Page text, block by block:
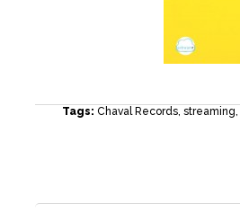
Tags: Chaval Records, streaming,